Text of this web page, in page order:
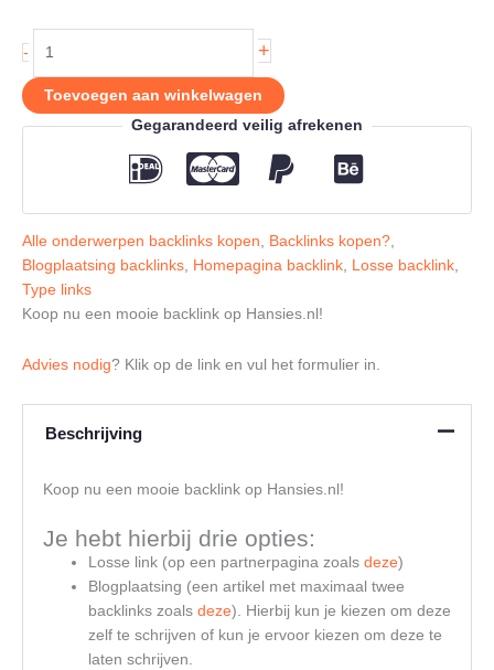
-
Hansies.nl
aantal
+
Toevoegen aan winkelwagen
Gegarandeerd veilig afrekenen
Alle onderwerpen backlinks kopen Backlinks kopen?
Blogplaatsing backlinks
Homepagina backlink Losse backlink
Type links
Koop nu een mooie backlink op Hansies.nl!
Advies nodig? Klik op de link en vul het formulier in.
Beschrijving
Koop nu een mooie backlink op Hansies.nl!
Je hebt hierbij drie opties:
Losse link (op een partnerpagina zoals deze)
Blogplaatsing (een artikel met maximaal twee
backlinks zoals deze). Hierbij kun je kiezen om deze
zelf te schrijven of kun je ervoor kiezen om deze te
laten schrijven.